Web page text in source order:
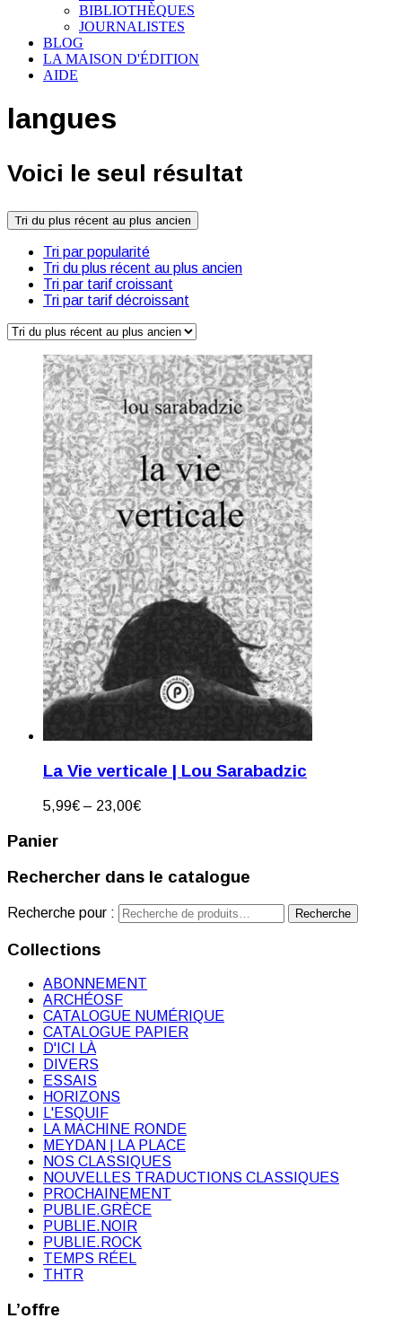
BIBLIOTHÈQUES
JOURNALISTES
BLOG
LA MAISON D'ÉDITION
AIDE
langues
Voici le seul résultat
Tri du plus récent au plus ancien
Tri par popularité
Tri du plus récent au plus ancien
Tri par tarif croissant
Tri par tarif décroissant
La Vie verticale | Lou Sarabadzic
5,99€ – 23,00€
Panier
Rechercher dans le catalogue
Recherche pour : Recherche
Collections
ABONNEMENT
ARCHÉOSF
CATALOGUE NUMÉRIQUE
CATALOGUE PAPIER
D'ICI LÀ
DIVERS
ESSAIS
HORIZONS
L'ESQUIF
LA MACHINE RONDE
MEYDAN | LA PLACE
NOS CLASSIQUES
NOUVELLES TRADUCTIONS CLASSIQUES
PROCHAINEMENT
PUBLIE.GRÈCE
PUBLIE.NOIR
PUBLIE.ROCK
TEMPS RÉEL
THTR
L’offre